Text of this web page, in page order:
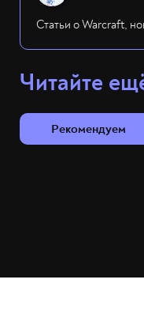
Статьи о Warcraft,
Читайте
Рекомендуем